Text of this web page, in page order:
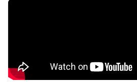
SpaceX Earnings Fallout, Kalshi